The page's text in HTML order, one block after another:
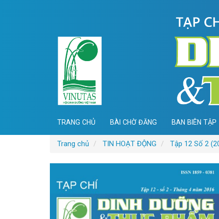
TRANG CHỦ BÀI CHỜ ĐĂNG BAN BIÊN TẬP
Trang chủ TIN HOẠT ĐỘNG Tập 12 Số 2
bên
bài